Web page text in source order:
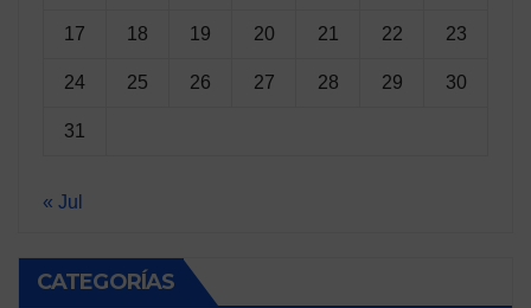
17 18 19 20 21 22 23
24 25 26 27 28 29 30
31
« Jul
CATEGORÍAS